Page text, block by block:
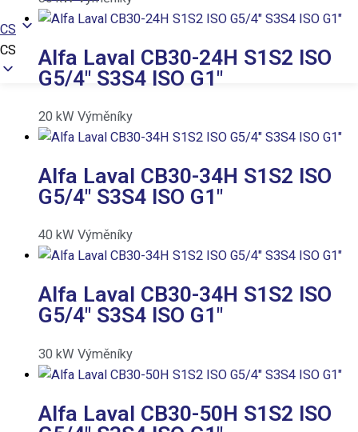
CS
CS
Alfa Laval CB30-24H S1S2 ISO
G5/4″ S3S4 ISO G1″
20 kW Výměníky
Alfa Laval CB30-34H S1S2 ISO
G5/4″ S3S4 ISO G1″
40 kW Výměníky
Alfa Laval CB30-34H S1S2 ISO
G5/4″ S3S4 ISO G1″
30 kW Výměníky
Alfa Laval CB30-50H S1S2 ISO